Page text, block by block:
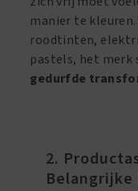
manier te
roodtinten,
pastels, het merk
gedurfde
2.